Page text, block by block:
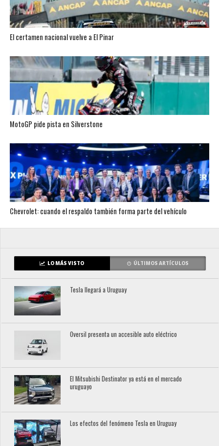
El certamen nacional vuelve a El Pinar
MotoGP pide pista en Silverstone
Chevrolet: cuando el respaldo también forma parte del vehículo
LO MÁS VISTO ÚLTIMOS ARTÍCULOS
Tesla llegará a Uruguay
Oversil presenta un accesible auto eléctrico
El Mitsubishi Destinator ya está en el mercado
uruguayo
Los efectos del fenómeno Tesla en Uruguay